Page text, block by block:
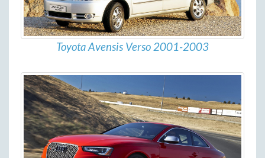
Toyota Avensis Verso 2001-2003